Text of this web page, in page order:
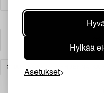
Hylkää
Asetukset
GRAFIIKKA